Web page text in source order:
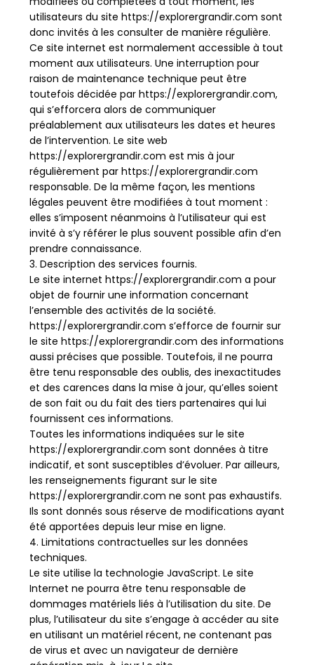
utilisateurs du site https://explorergrandir.com sont
donc invités à les consulter de manière régulière.
Ce site internet est normalement accessible à tout
moment aux utilisateurs. Une interruption pour
raison de maintenance technique peut être
toutefois décidée par https://explorergrandir.com,
qui s’efforcera alors de communiquer
préalablement aux utilisateurs les dates et heures
de l’intervention. Le site web
https://explorergrandir.com est mis à jour
régulièrement par https://explorergrandir.com
responsable. De la même façon, les mentions
légales peuvent être modifiées à tout moment :
elles s’imposent néanmoins à l’utilisateur qui est
invité à s’y référer le plus souvent possible afin d’en
prendre connaissance.
3. Description des services fournis.
Le site internet https://explorergrandir.com a pour
objet de fournir une information concernant
l’ensemble des activités de la société.
https://explorergrandir.com s’efforce de fournir sur
le site https://explorergrandir.com des informations
aussi précises que possible. Toutefois, il ne pourra
être tenu responsable des oublis, des inexactitudes
et des carences dans la mise à jour, qu’elles soient
de son fait ou du fait des tiers partenaires qui lui
fournissent ces informations.
Toutes les informations indiquées sur le site
https://explorergrandir.com sont données à titre
indicatif, et sont susceptibles d’évoluer. Par ailleurs,
les renseignements figurant sur le site
https://explorergrandir.com ne sont pas exhaustifs.
Ils sont donnés sous réserve de modifications ayant
été apportées depuis leur mise en ligne.
4. Limitations contractuelles sur les données
techniques.
Le site utilise la technologie JavaScript. Le site
Internet ne pourra être tenu responsable de
dommages matériels liés à l’utilisation du site. De
plus, l’utilisateur du site s’engage à accéder au site
en utilisant un matériel récent, ne contenant pas
de virus et avec un navigateur de dernière